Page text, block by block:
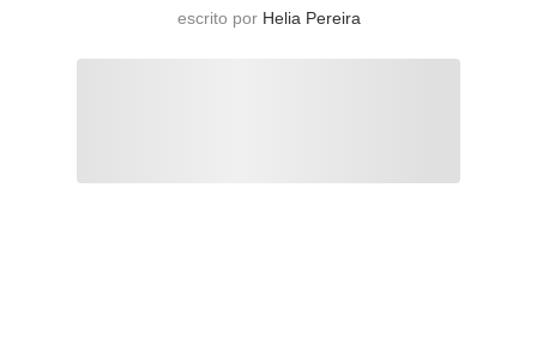
escrito por Helia Pereira